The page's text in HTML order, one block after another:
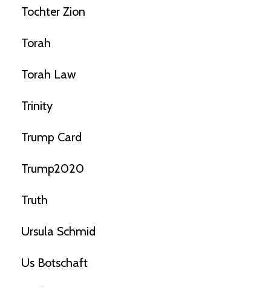
Tochter Zion
Torah
Torah Law
Trinity
Trump Card
Trump2020
Truth
Ursula Schmid
Us Botschaft